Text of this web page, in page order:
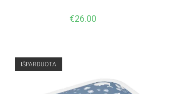
€26.00
IŠPARDUOTA